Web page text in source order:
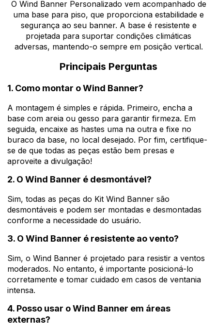
O Wind Banner Personalizado vem acompanhado de
uma base para piso, que proporciona estabilidade e
segurança ao seu banner. A base é resistente e
projetada para suportar condições climáticas
adversas, mantendo-o sempre em posição vertical.
Principais Perguntas
1. Como montar o Wind Banner?
A montagem é simples e rápida. Primeiro, encha a
base com areia ou gesso para garantir firmeza. Em
seguida, encaixe as hastes uma na outra e fixe no
buraco da base, no local desejado. Por fim, certifique-
se de que todas as peças estão bem presas e
aproveite a divulgação!
2. O Wind Banner é desmontável?
Sim, todas as peças do Kit Wind Banner são
desmontáveis e podem ser montadas e desmontadas
conforme a necessidade do usuário.
3. O Wind Banner é resistente ao vento?
Sim, o Wind Banner é projetado para resistir a ventos
moderados. No entanto, é importante posicioná-lo
corretamente e tomar cuidado em casos de ventania
intensa.
4. Posso usar o Wind Banner em áreas
externas?